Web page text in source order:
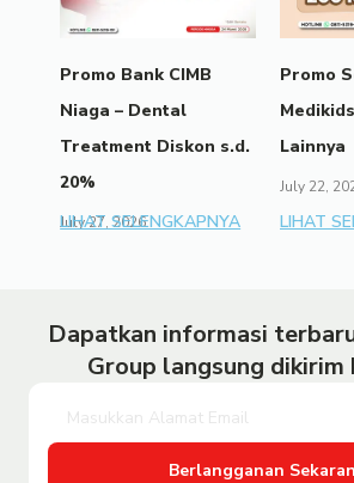
Promo Bank CIMB
Niaga – Dental
Treatment Diskon s.d.
20%
July 27, 2026
LIHAT SELENGKAPNYA
Promo
Lainnya
July 22,
LIHAT
Dapatkan informasi
Group langsung dikirim
Berlangganan